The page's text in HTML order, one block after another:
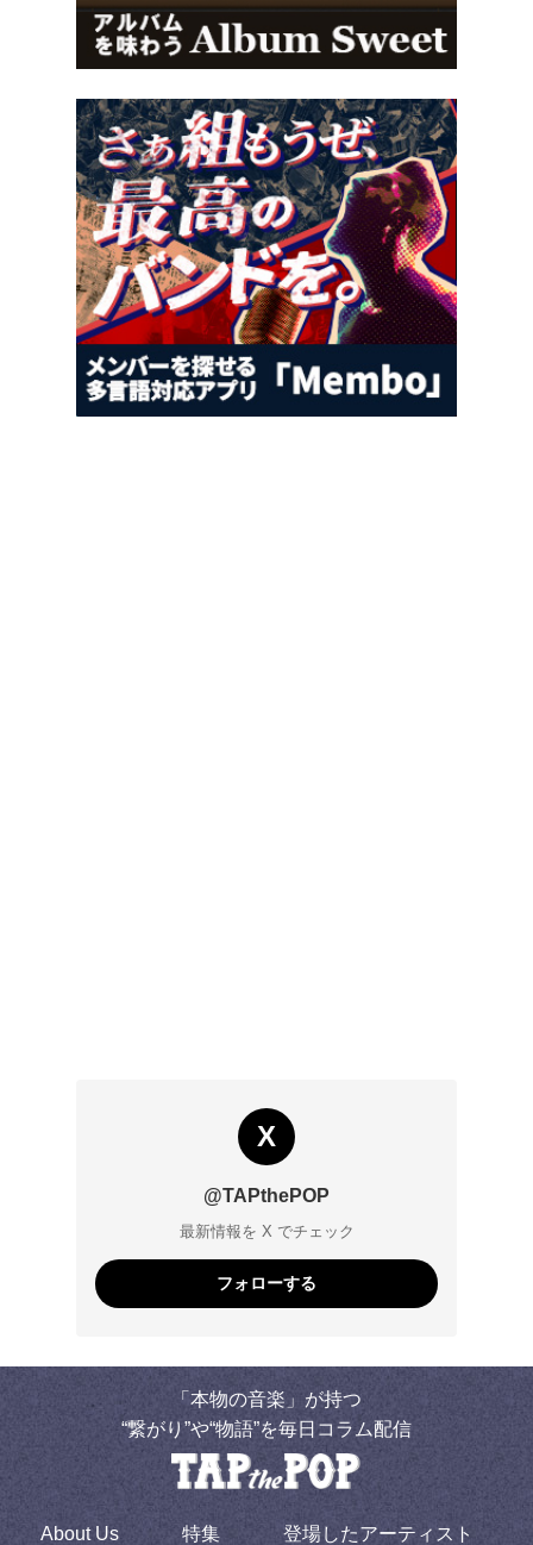
X
@TAPthePOP
最新情報を X でチェック
フォローする
「本物の音楽」が持つ
“繋がり”や“物語”を毎日コラム配信
About Us 特集 登場したアーティスト